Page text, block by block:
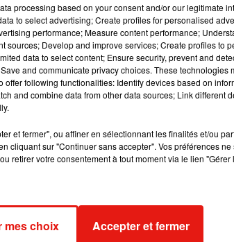
l'agence des Nations Unies pour les
d'authenticité pour un objet, virtuel ou
aussi les transactions d'échanges de
nom : "Non-Fungible Token", qui signifie
contemporain et sont devenus en quelques
millions de dollars - le record revenant à
en mars chez Christie's.
processing based on your consent and/or our legitimate
to select advertising; Create profiles for personalised
performance; Measure content performance;
sources; Develop and improve services; Create profiles to
data to select content; Ensure security, prevent and
and communicate privacy choices. These technologies
offer following functionalities: Identify devices based on
and combine data from other data sources; Link different
et fermer", ou affiner en sélectionnant les finalités et/ou
cliquant sur "Continuer sans accepter". Vos préférences
retirer votre consentement à tout moment via le lien
mes choix Accepter et fermer